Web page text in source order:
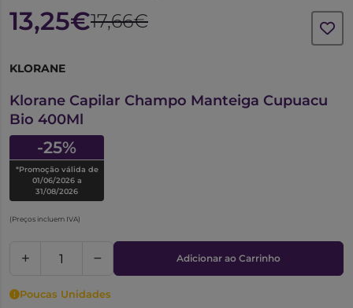
13,25€17,66€
KLORANE
Klorane Capilar Champo Manteiga Cupuacu
Bio 400Ml
-25%
*Promoção válida de
01/06/2026 a
31/08/2026
(Preços incluem IVA)
Adicionar ao Carrinho
Poucas Unidades